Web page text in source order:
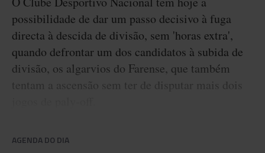
possibilidade de dar um passo decisivo à fuga
directa à descida de divisão, sem 'horas extra',
quando defrontar um dos candidatos à subida de
divisão, os algarvios do Farense, que também
tentam a ascensão sem ter de disputar mais dois
AGENDA DO DIA